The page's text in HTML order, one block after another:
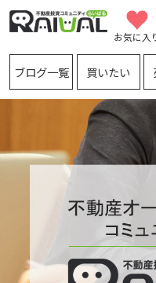
お気に入
ブログ一覧 買いたい